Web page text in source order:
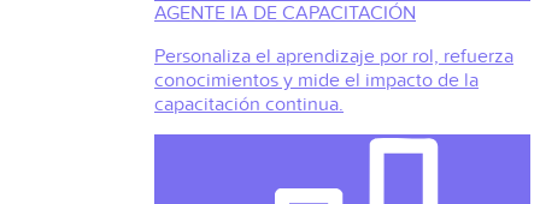
AGENTE IA DE CAPACITACIÓN
Personaliza el aprendizaje por rol, refuerza
conocimientos y mide el impacto de la
capacitación continua.